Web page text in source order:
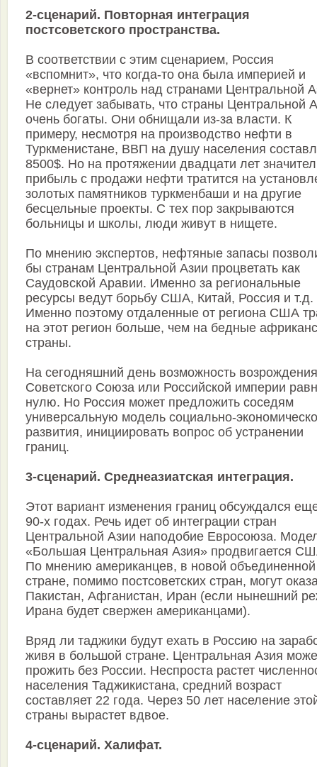
2-сценарий. Повторная интеграция
постсоветского пространства.
В соответствии с этим сценарием, Россия
«вспомнит», что когда-то она была империей и
«вернет» контроль над странами Центральной
Не следует забывать, что страны Центральной
очень богаты. Они обнищали из-за власти. К
примеру, несмотря на производство нефти в
Туркменистане, ВВП на душу населения
8500$. Но на протяжении двадцати лет
прибыль с продажи нефти тратится на
золотых памятников туркменбаши и на другие
бесцельные проекты. С тех пор закрываются
больницы и школы, люди живут в нищете.
По мнению экспертов, нефтяные запасы
бы странам Центральной Азии процветать как
Саудовской Аравии. Именно за региональные
ресурсы ведут борьбу США, Китай, Россия и т.д.
Именно поэтому отдаленные от региона США
на этот регион больше, чем на бедные
страны.
На сегодняшний день возможность возрождения
Советского Союза или Российской империи
нулю. Но Россия может предложить соседям
универсальную модель социально-
развития, инициировать вопрос об устранении
границ.
3-сценарий. Среднеазиатская интеграция.
Этот вариант изменения границ обсуждался
90-х годах. Речь идет об интеграции стран
Центральной Азии наподобие Евросоюза.
«Большая Центральная Азия» продвигается
По мнению американцев, в новой объединенной
стране, помимо постсоветских стран, могут
Пакистан, Афганистан, Иран (если нынешний
Ирана будет свержен американцами).
Вряд ли таджики будут ехать в Россию на
живя в большой стране. Центральная Азия
прожить без России. Неспроста растет
населения Таджикистана, средний возраст
составляет 22 года. Через 50 лет население
страны вырастет вдвое.
4-сценарий. Халифат.